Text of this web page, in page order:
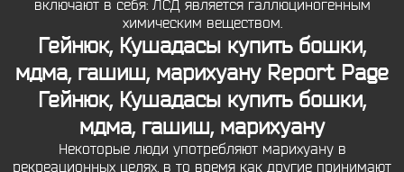
включают в себя: ЛСД является галлюциногенным
химическим веществом.
Гейнюк, Кушадасы купить бошки,
мдма, гашиш, марихуану Report Page
Гейнюк, Кушадасы купить бошки,
мдма, гашиш, марихуану
Некоторые люди употребляют марихуану в
рекреационных целях, в то время как другие принимают